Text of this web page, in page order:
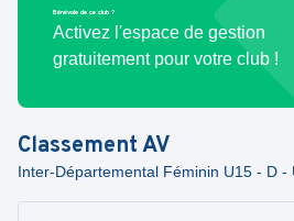
Bénévole de ce club ?
Activez l'espace de gestion
gratuitement pour votre club !
ClassementAV
Inter-Départemental Féminin U15 - D -